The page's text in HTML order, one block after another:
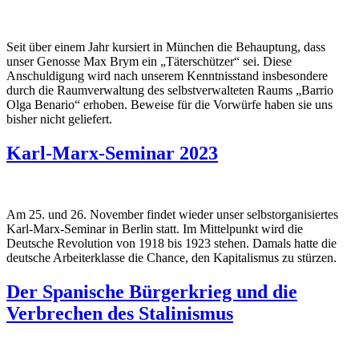
Seit über einem Jahr kursiert in München die Behauptung, dass
unser Genosse Max Brym ein „Täterschützer“ sei. Diese
Anschuldigung wird nach unserem Kenntnisstand insbesondere
durch die Raumverwaltung des selbstverwalteten Raums „Barrio
Olga Benario“ erhoben. Beweise für die Vorwürfe haben sie uns
bisher nicht geliefert.
Karl-Marx-Seminar 2023
Am 25. und 26. November findet wieder unser selbstorganisiertes
Karl-Marx-Seminar in Berlin statt. Im Mittelpunkt wird die
Deutsche Revolution von 1918 bis 1923 stehen. Damals hatte die
deutsche Arbeiterklasse die Chance, den Kapitalismus zu stürzen.
Der Spanische Bürgerkrieg und die
Verbrechen des Stalinismus